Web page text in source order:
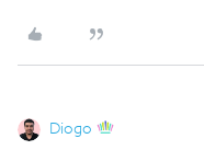
Diogo